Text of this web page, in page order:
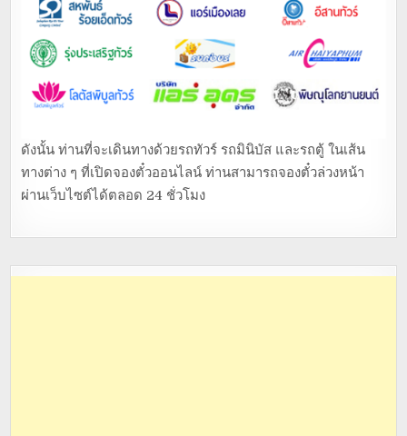
ดังนั้น ท่านที่จะเดินทางด้วยรถทัวร์ รถมินิบัส และรถตู้ ในเส้น
ทางต่าง ๆ ที่เปิดจองตั๋วออนไลน์ ท่านสามารถจองตั๋วล่วงหน้า
ผ่านเว็บไซต์ได้ตลอด 24 ชั่วโมง